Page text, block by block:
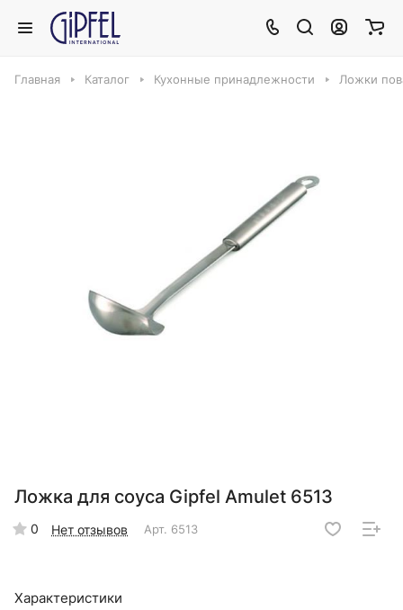
Главная Каталог Кухонные принадлежности Ложки
Ложка для соуса Gipfel Amulet 6513
0 Нет отзывов Арт. 6513
Характеристики